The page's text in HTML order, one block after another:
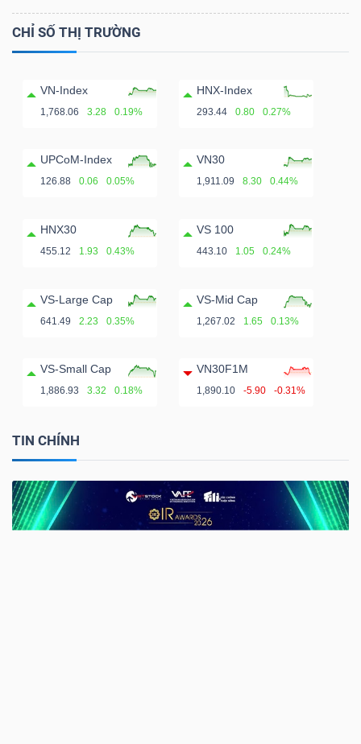
CHỈ SỐ THỊ TRƯỜNG
VN-Index
1,768.06 3.28 0.19%
HNX-Index
293.44 0.80 0.27%
UPCoM-Index
126.88 0.06 0.05%
VN30
1,911.09 8.30 0.44%
HNX30
455.12 1.93 0.43%
VS 100
443.10 1.05 0.24%
VS-Large Cap
641.49 2.23 0.35%
VS-Mid Cap
1,267.02 1.65 0.13%
VS-Small Cap
1,886.93 3.32 0.18%
VN30F1M
1,890.10 -5.90 -0.31%
TIN CHÍNH